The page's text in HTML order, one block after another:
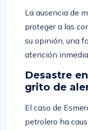
La ausencia de
proteger a las
su opinión, una
atención
Desastre
grito de
El caso de
petrolero ha